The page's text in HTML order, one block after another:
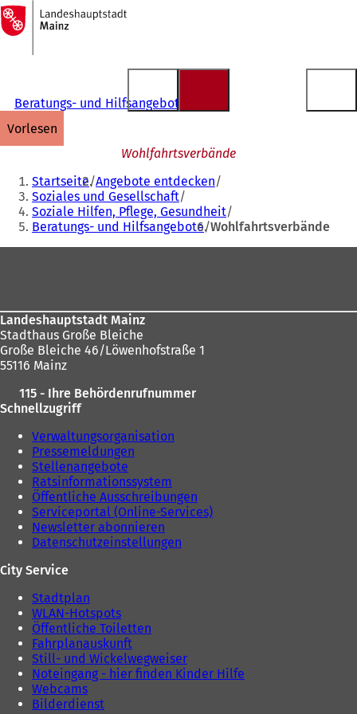
Inhalt anspringen
Zur
Startseite
Beratungs- und Hilfsangebote
vorlesen
Wohlfahrtsverbände
Sie
befinden
sich
hier:
Startseite Angebote entdecken
Soziales und Gesellschaft
Soziale Hilfen, Pflege, Gesundheit
Beratungs- und Hilfsangebote Wohlfahrtsverbände
Landeshauptstadt Mainz
Stadthaus Große Bleiche
Große Bleiche 46/Löwenhofstraße 1
55116 Mainz
115 - Ihre Behördenrufnummer
Schnellzugriff
Verwaltungsorganisation
Pressemeldungen
Stellenangebote
Ratsinformationssystem
Öffentliche Ausschreibungen
Serviceportal (Online-Services)
Newsletter abonnieren
Datenschutzeinstellungen
City Service
Stadtplan
WLAN-Hotspots
Öffentliche Toiletten
Fahrplanauskunft
Still- und Wickelwegweiser
Noteingang - hier finden Kinder Hilfe
Webcams
Bilderdienst